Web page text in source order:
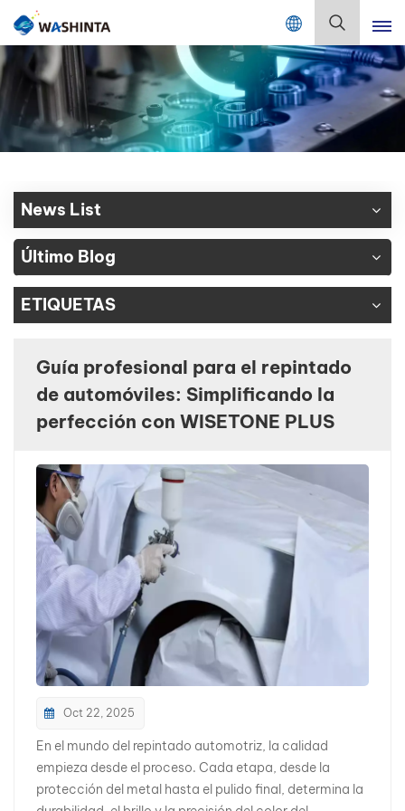
Mix Color Online
English
Français
Deutsch
Русский
Español
Português
日本語
한국어
News List
Último Blog
ETIQUETAS
Guía profesional para el repintado
de automóviles: Simplificando la
perfección con WISETONE PLUS
Oct 22, 2025
En el mundo del repintado automotriz, la calidad
empieza desde el proceso. Cada etapa, desde la
protección del metal hasta el pulido final, determina la